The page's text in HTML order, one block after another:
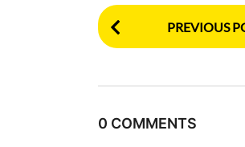
P
o
t
PREVIOUS
0 COMMENTS